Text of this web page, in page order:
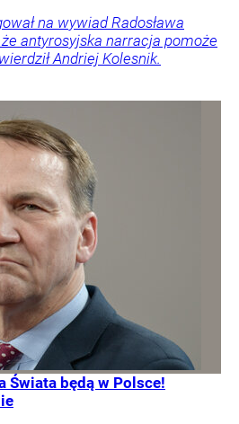
na wywiad Radosława
antyrosyjska narracja pomoże
Andriej Kolesnik.
Świata będą w Polsce!